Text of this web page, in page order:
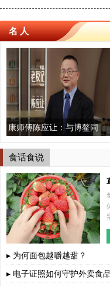
名 人
让：与博鳌同
从大
食话食说
▸ 为何面包越嚼越甜？
▸ 电子证照如何守护外卖食